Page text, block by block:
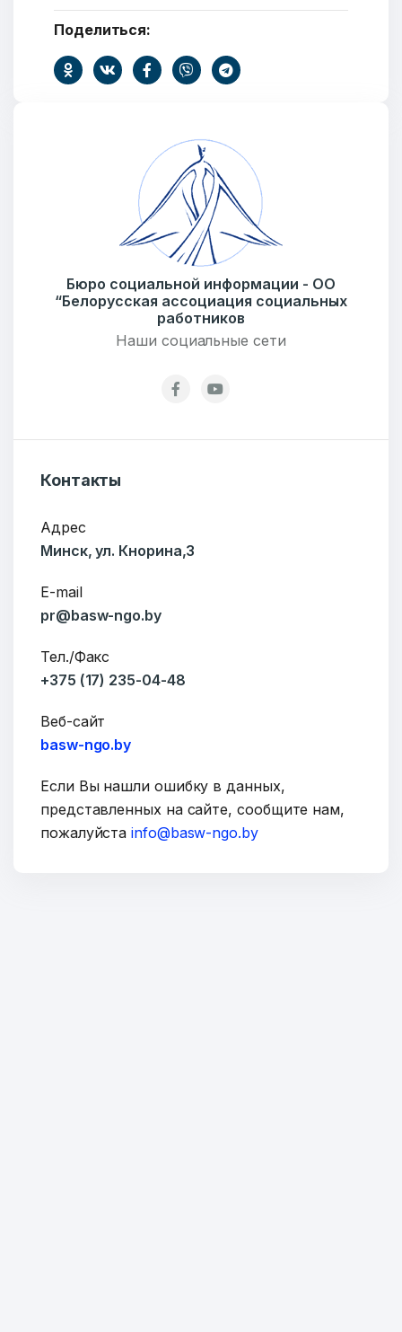
Бюро социальной информации
pr@basw-ngo.by
+375 (17) 235-04-48
Подпишитесь:
Тема
Сообщение
Поделиться:
Бюро социальной информации - ОО
“Белорусская ассоциация социальных
работников
Наши социальные сети
Контакты
Адрес
Минск, ул. Кнорина,3
E-mail
pr@basw-ngo.by
Тел./Факс
+375 (17) 235-04-48
Веб-сайт
basw-ngo.by
Если Вы нашли ошибку в данных,
представленных на сайте, сообщите нам,
пожалуйстаinfo@basw-ngo.by